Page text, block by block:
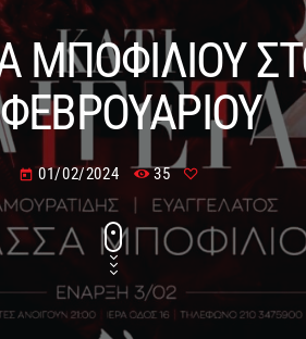
ΜΠΟΦΙΛΙΟΥ
today 01/02/2024 35